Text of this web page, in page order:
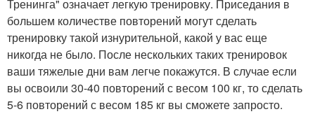
Тренинга" означает легкую тренировку. Приседания в
большем количестве повторений могут сделать
тренировку такой изнурительной, какой у вас еще
никогда не было. После нескольких таких тренировок
ваши тяжелые дни вам легче покажутся. В случае если
вы освоили 30-40 повторений с весом 100 кг, то сделать
5-6 повторений с весом 185 кг вы сможете запросто.